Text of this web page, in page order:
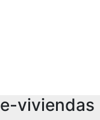
e-viviendas